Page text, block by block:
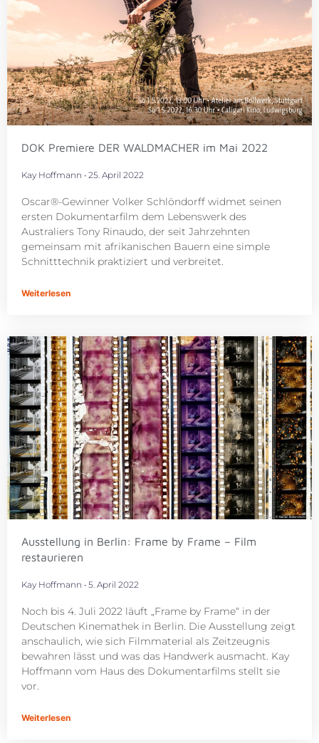
DOK Premiere DER WALDMACHER im Mai 2022
Kay Hoffmann 25. April 2022
Oscar®-Gewinner Volker Schlöndorff widmet seinen
ersten Dokumentarfilm dem Lebenswerk des
Australiers Tony Rinaudo, der seit Jahrzehnten
gemeinsam mit afrikanischen Bauern eine simple
Schnitttechnik praktiziert und verbreitet.
Weiterlesen
Ausstellung in Berlin: Frame by Frame – Film
restaurieren
Kay Hoffmann 5. April 2022
Noch bis 4. Juli 2022 läuft „Frame by Frame“ in der
Deutschen Kinemathek in Berlin. Die Ausstellung zeigt
anschaulich, wie sich Filmmaterial als Zeitzeugnis
bewahren lässt und was das Handwerk ausmacht. Kay
Hoffmann vom Haus des Dokumentarfilms stellt sie
vor.
Weiterlesen